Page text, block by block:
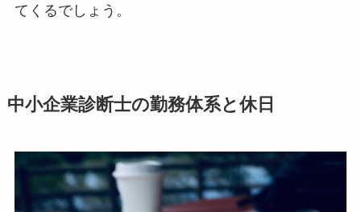
てくるでしょう。
中小企業診断士の勤務体系と休日